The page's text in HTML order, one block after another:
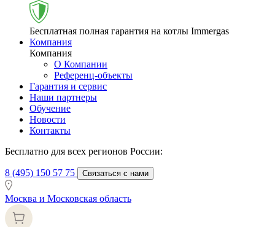
Бесплатная полная гарантия на котлы Immergas
Компания
Компания
О Компании
Референц-объекты
Гарантия и сервис
Наши партнеры
Обучение
Новости
Контакты
Бесплатно для всех регионов России:
8 (495) 150 57 75 Связаться с нами
Москва и Московская область